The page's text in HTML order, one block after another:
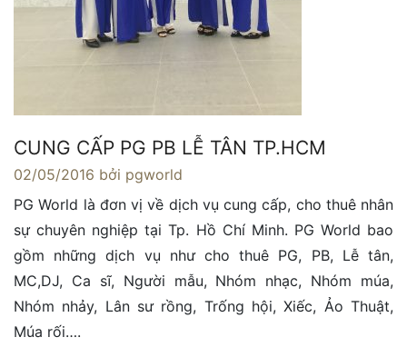
CUNG CẤP PG PB LỄ TÂN TP.HCM
02/05/2016 bởi pgworld
PG World là đơn vị về dịch vụ cung cấp, cho thuê nhân
sự chuyên nghiệp tại Tp. Hồ Chí Minh. PG World bao
gồm những dịch vụ như cho thuê PG, PB, Lễ tân,
MC,DJ, Ca sĩ, Người mẫu, Nhóm nhạc, Nhóm múa,
Nhóm nhảy, Lân sư rồng, Trống hội, Xiếc, Ảo Thuật,
Múa rối….